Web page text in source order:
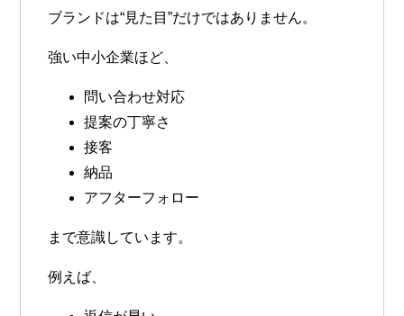
ブランドは“見た目”だけではありません。
強い中小企業ほど、
問い合わせ対応
提案の丁寧さ
接客
納品
アフターフォロー
まで意識しています。
例えば、